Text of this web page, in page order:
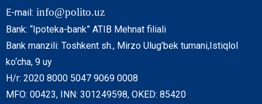
E-mail: info@polito.uz
Bank: “Ipoteka-bank” ATIB Mehnat filiali
Bank manzili: Toshkent sh., Mirzo Ulug’bek tumani,Istiqlol
ko‘cha, 9 uy
H/r: 2020 8000 5047 9069 0008
MFO: 00423, INN: 301249598, OKED: 85420